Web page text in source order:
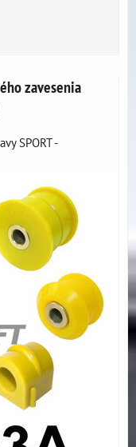
zavesenia
SPORT -